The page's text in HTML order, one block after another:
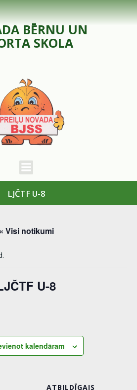
Skip
to
content
BĒRNU UN
SKOLA
LJČTF U-8
« Visi notikumi
U-8
kalendāram
ATBILDĪGAIS